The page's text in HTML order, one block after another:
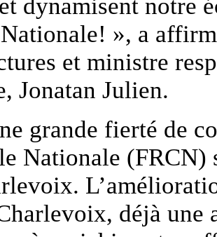
dynamisent notre
», a
et ministre
Jonatan Julien.
grande fierté de
Nationale (FRCN)
déjà